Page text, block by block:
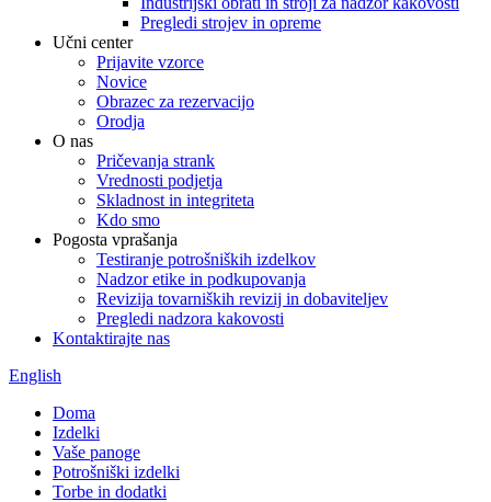
Pregledi strojev in opreme
Učni center
Prijavite vzorce
Novice
Obrazec za rezervacijo
Orodja
O nas
Pričevanja strank
Vrednosti podjetja
Skladnost in integriteta
Kdo smo
Pogosta vprašanja
Testiranje potrošniških izdelkov
Nadzor etike in podkupovanja
Revizija tovarniških revizij in dobaviteljev
Pregledi nadzora kakovosti
Kontaktirajte nas
English
Doma
Izdelki
Vaše panoge
Potrošniški izdelki
Torbe in dodatki